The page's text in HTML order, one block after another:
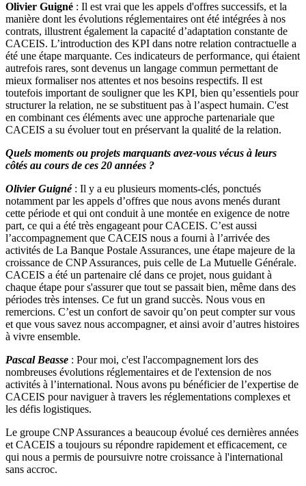
Olivier Guigné : Il est vrai que les appels d'offres successifs, et la
manière dont les évolutions réglementaires ont été intégrées à nos
contrats, illustrent également la capacité d’adaptation constante de
CACEIS. L’introduction des KPI dans notre relation contractuelle a
été une étape marquante. Ces indicateurs de performance, qui étaient
autrefois rares, sont devenus un langage commun permettant de
mieux formaliser nos attentes et nos besoins respectifs. Il est
toutefois important de souligner que les KPI, bien qu’essentiels pour
structurer la relation, ne se substituent pas à l’aspect humain. C'est
en combinant ces éléments avec une approche partenariale que
CACEIS a su évoluer tout en préservant la qualité de la relation.
Quels moments ou projets marquants avez-vous vécus à leurs
côtés au cours de ces 20 années ?
Olivier Guigné: Il y a eu plusieurs moments-clés, ponctués
notamment par les appels d’offres que nous avons menés durant
cette période et qui ont conduit à une montée en exigence de notre
part, ce qui a été très engageant pour CACEIS. C’est aussi
l’accompagnement que CACEIS nous a fourni à l’arrivée des
activités de La Banque Postale Assurances, une étape majeure de la
croissance de CNP Assurances, puis celle de La Mutuelle Générale.
CACEIS a été un partenaire clé dans ce projet, nous guidant à
chaque étape pour s'assurer que tout se passait bien, même dans des
périodes très intenses. Ce fut un grand succès. Nous vous en
remercions. C’est un confort de savoir qu’on peut compter sur vous
et que vous savez nous accompagner, et ainsi avoir d’autres histoires
à vivre ensemble.
Pascal Beasse : Pour moi, c'est l'accompagnement lors des
nombreuses évolutions réglementaires et de l'extension de nos
activités à l’international. Nous avons pu bénéficier de l’expertise de
CACEIS pour naviguer à travers les réglementations complexes et
les défis logistiques.
Le groupe CNP Assurances a beaucoup évolué ces dernières années
et CACEIS a toujours su répondre rapidement et efficacement, ce
qui nous a permis de poursuivre notre croissance à l'international
sans accroc.